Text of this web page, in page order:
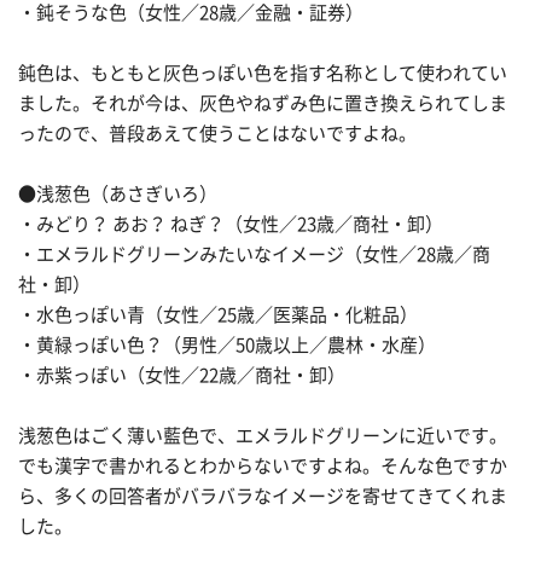
・鈍そうな色（女性／28歳／金融・証券）
鈍色は、もともと灰色っぽい色を指す名称として使われてい
ました。それが今は、灰色やねずみ色に置き換えられてしま
ったので、普段あえて使うことはないですよね。
●浅葱色（あさぎいろ）
・みどり？ あお？ ねぎ？（女性／23歳／商社・卸）
・エメラルドグリーンみたいなイメージ（女性／28歳／商
社・卸）
・水色っぽい青（女性／25歳／医薬品・化粧品）
・黄緑っぽい色？（男性／50歳以上／農林・水産）
・赤紫っぽい（女性／22歳／商社・卸）
浅葱色はごく薄い藍色で、エメラルドグリーンに近いです。
でも漢字で書かれるとわからないですよね。そんな色ですか
ら、多くの回答者がバラバラなイメージを寄せてきてくれま
した。